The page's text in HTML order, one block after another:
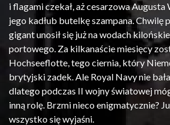
i flagami czekał, aż cesarzowa
jego kadłub butelkę szampana. Chwilę
gigant unosił się już na wodach
portowego. Za kilkanaście miesięcy
Hochseeflotte, tego ciernia, który
brytyjski zadek. Ale Royal Navy nie bała
dlatego podczas II wojny światowej
inną rolę. Brzmi nieco enigmatycznie?
wszystko się wyjaśni.